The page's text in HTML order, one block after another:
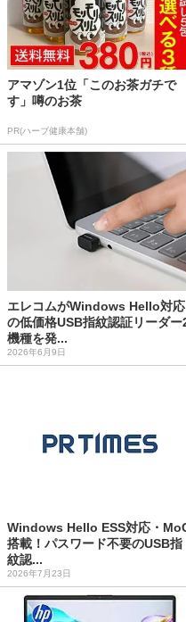
アマゾン1位「このお茶ガチで
す」噂のお茶
PR(ハーブ健康本舗)
エレコムがWindows Hello対応
の低価格USB指紋認証リーダー
機種を発...
2026年6月9日
Windows Hello ESS対応・
搭載！パスワード不要のUSB指
紋認...
2026年7月23日